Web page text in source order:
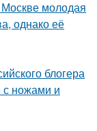
Москве молодая
однако её
блогера
с ножами и